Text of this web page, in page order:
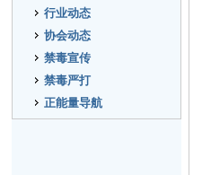
行业动态
协会动态
禁毒宣传
禁毒严打
正能量导航